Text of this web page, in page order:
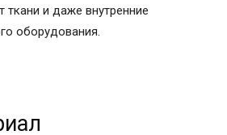
ткани и даже внутренние
оборудования.